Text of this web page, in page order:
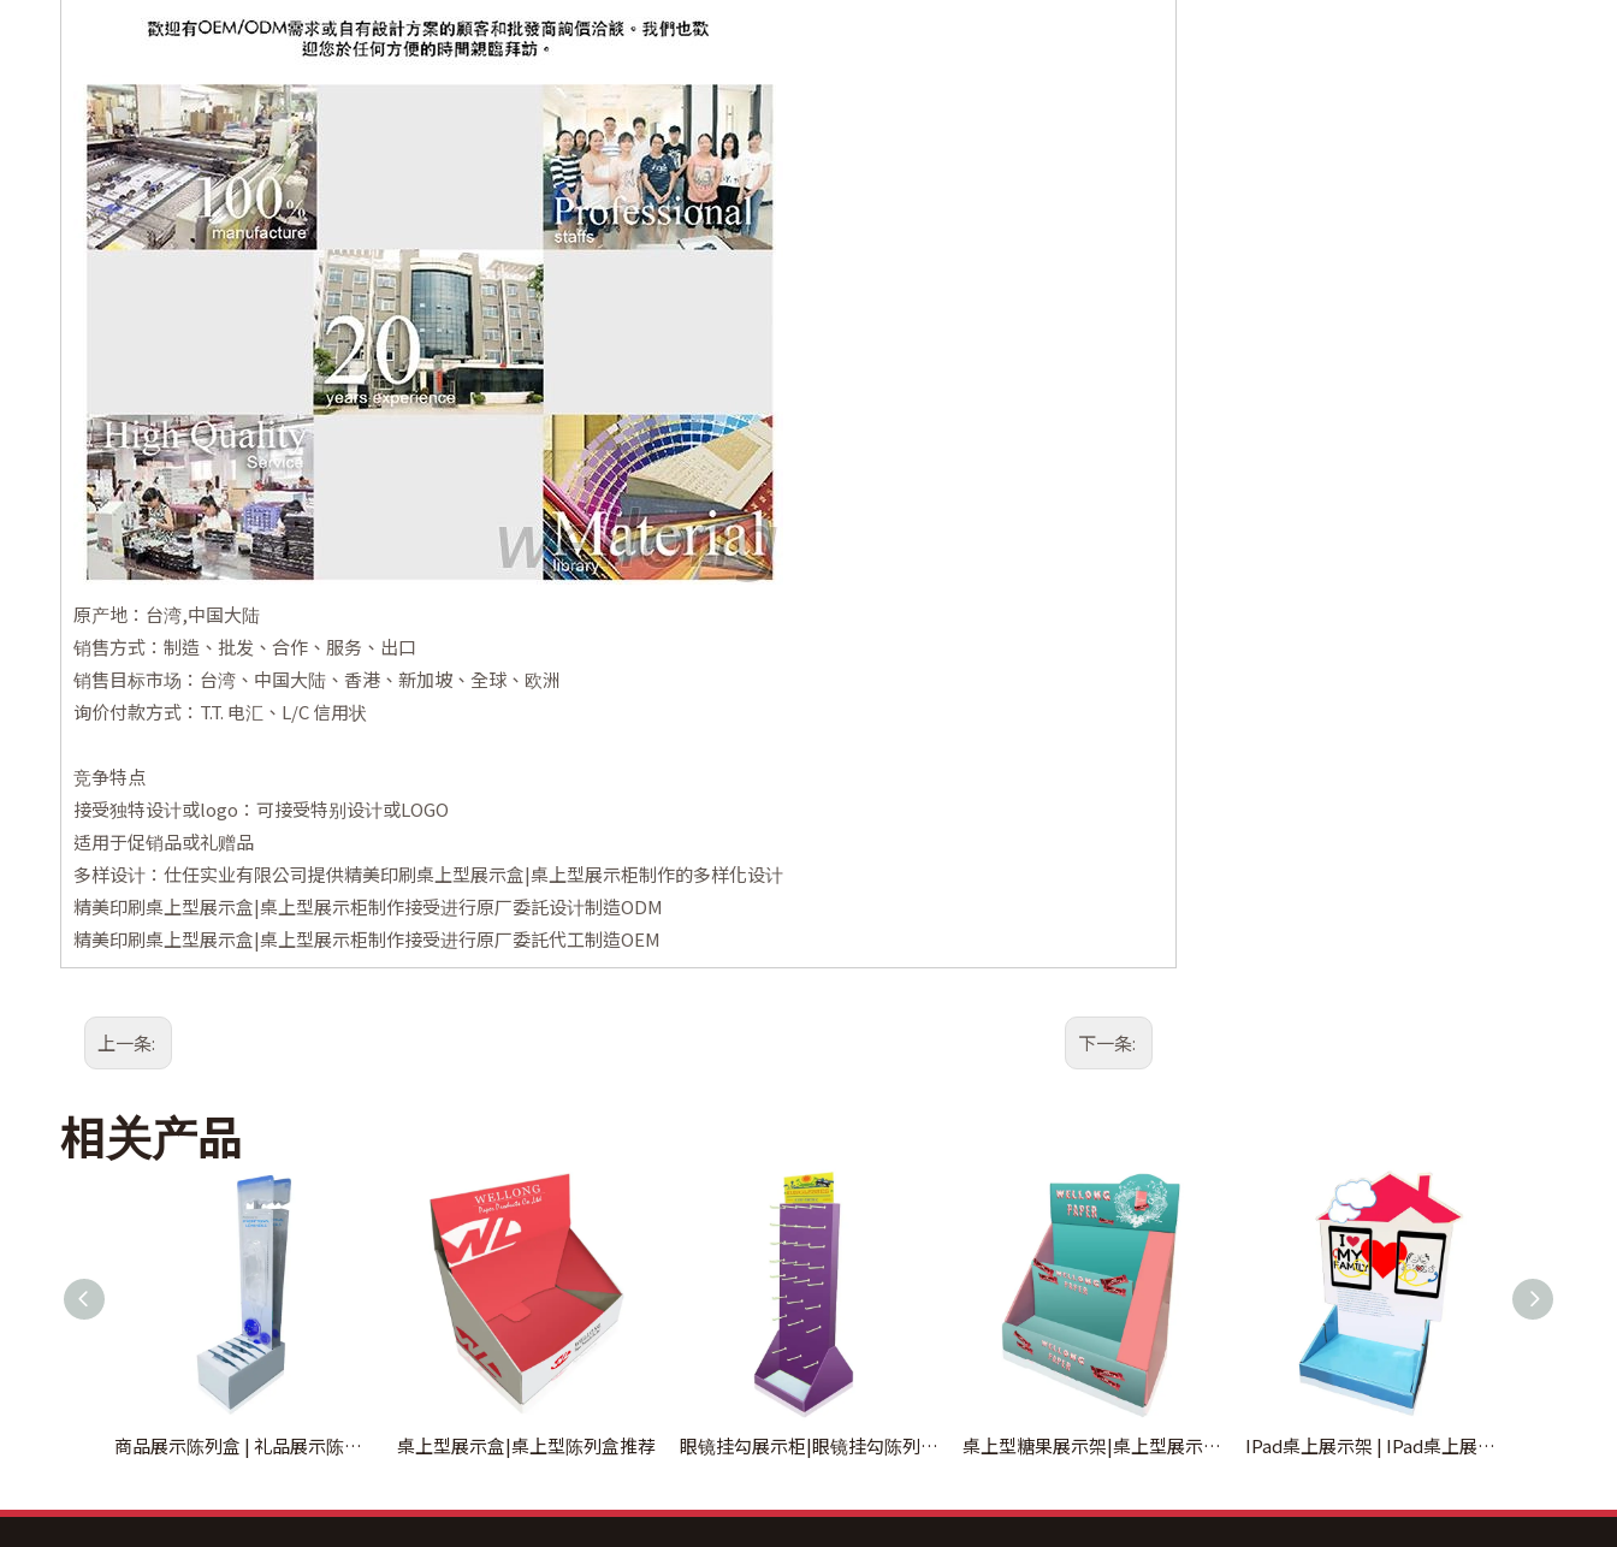
原产地：台湾,中国大陆
销售方式：制造、批发、合作、服务、出口
销售目标市场：台湾、中国大陆、香港、新加坡、全球、欧洲
询价付款方式：T.T. 电汇、L/C 信用状
竞争特点
接受独特设计或logo：可接受特别设计或LOGO
适用于促销品或礼赠品
多样设计：仕任实业有限公司提供精美印刷桌上型展示盒|桌上型展示柜制作的多样化设计
精美印刷桌上型展示盒|桌上型展示柜制作接受进行原厂委託设计制造ODM
精美印刷桌上型展示盒|桌上型展示柜制作接受进行原厂委託代工制造OEM
上一条: 下一条:
相关产品
商品展示陈列盒 | 礼品展示陈列柜订制 桌上型展示盒|桌上型陈列盒推荐 眼镜挂勾展示柜|眼镜挂勾陈列架制作 桌上型糖果展示架|桌上型展示柜推荐 IPad桌上展示架 | IPad桌上展示盒订制